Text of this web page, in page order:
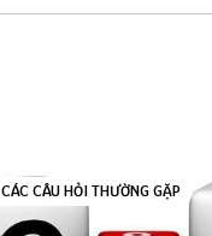
CÁC CÂU HỎI THƯỜNG GẶP